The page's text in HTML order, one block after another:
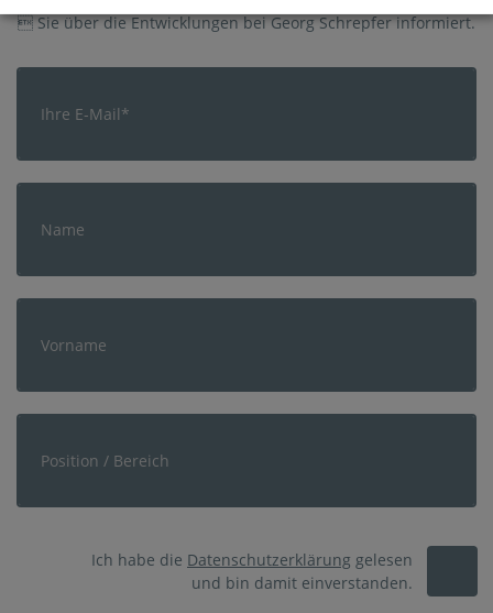
 Sie über die Entwicklungen bei Georg Schrepfer informiert.
Ich habe die Datenschutzerklärung gelesen
und bin damit einverstanden.